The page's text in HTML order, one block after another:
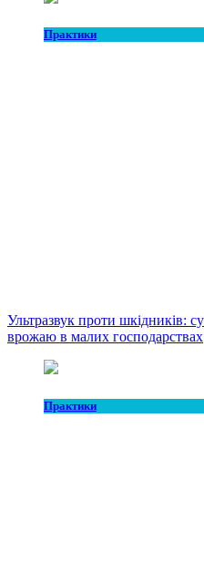
Практики
Ультразвук проти шкідників:
врожаю в малих господарствах
Практики